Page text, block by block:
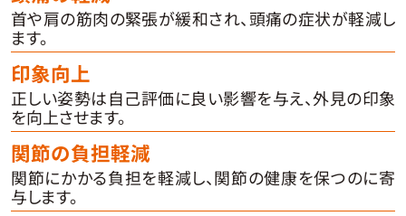
首や肩の筋肉の緊張が緩和され、頭痛の症状が軽減し
ます。
印象向上
正しい姿勢は自己評価に良い影響を与え、外見の印象
を向上させます。
関節の負担軽減
関節にかかる負担を軽減し、関節の健康を保つのに寄
与します。